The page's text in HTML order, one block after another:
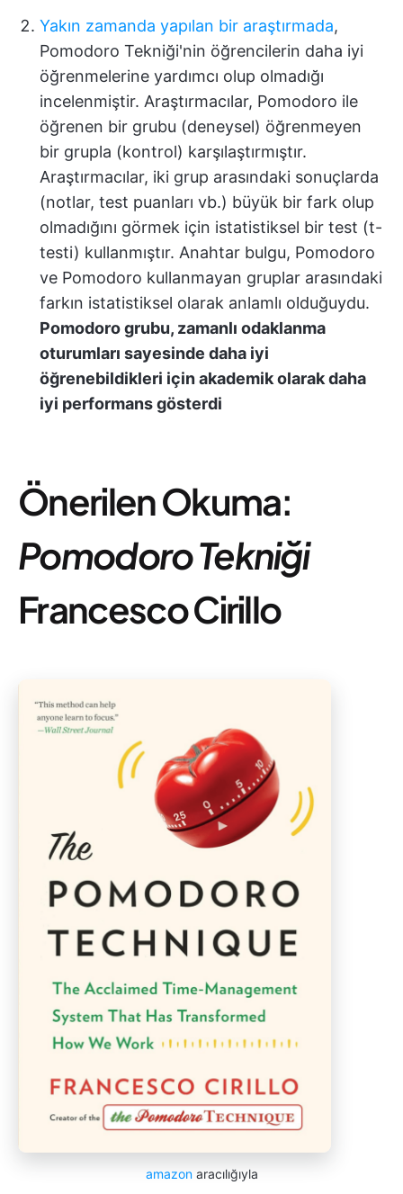
Yakın zamanda yapılan bir araştırmada,
Pomodoro Tekniği'nin öğrencilerin daha iyi
öğrenmelerine yardımcı olup olmadığı
incelenmiştir. Araştırmacılar, Pomodoro ile
öğrenen bir grubu (deneysel) öğrenmeyen
bir grupla (kontrol) karşılaştırmıştır.
Araştırmacılar, iki grup arasındaki sonuçlarda
(notlar, test puanları vb.) büyük bir fark olup
olmadığını görmek için istatistiksel bir test (t-
testi) kullanmıştır. Anahtar bulgu, Pomodoro
ve Pomodoro kullanmayan gruplar arasındaki
farkın istatistiksel olarak anlamlı olduğuydu.
Pomodoro grubu, zamanlı odaklanma
oturumları sayesinde daha iyi
öğrenebildikleri için akademik olarak daha
iyi performans gösterdi
Önerilen Okuma:
Pomodoro Tekniği
Francesco Cirillo
amazonaracılığıyla